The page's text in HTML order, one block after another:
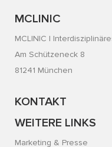
MCLINIC
MCLINIC |
Am Schützeneck 8
81241 München
KONTAKT
WEITERE LINKS
Marketing & Presse